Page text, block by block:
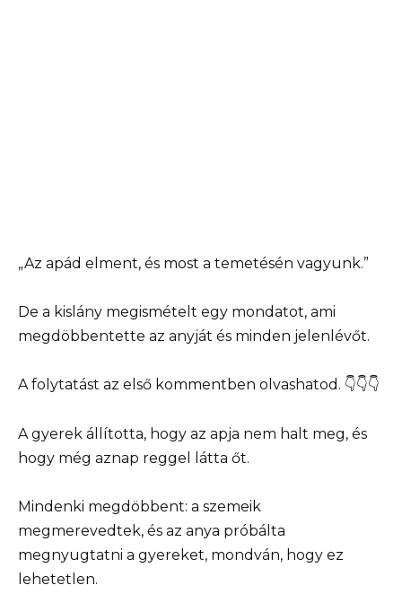
„Az apád elment, és most a temetésén vagyunk.”
De a kislány megismételt egy mondatot, ami
megdöbbentette az anyját és minden jelenlévőt.
A folytatást az első kommentben olvashatod. 👇👇👇
A gyerek állította, hogy az apja nem halt meg, és
hogy még aznap reggel látta őt.
Mindenki megdöbbent: a szemeik
megmerevedtek, és az anya próbálta
megnyugtatni a gyereket, mondván, hogy ez
lehetetlen.